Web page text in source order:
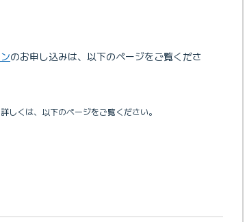
のお申し込みは、以下のページをご覧くださ
しくは、以下のページをご覧ください。